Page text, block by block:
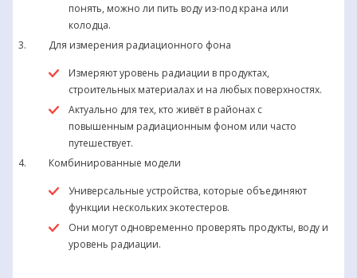
понять, можно ли пить воду из-под крана или
колодца.
Для измерения радиационного фона
Измеряют уровень радиации в продуктах,
строительных материалах и на любых поверхностях.
Актуально для тех, кто живёт в районах с
повышенным радиационным фоном или часто
путешествует.
Комбинированные модели
Универсальные устройства, которые объединяют
функции нескольких экотестеров.
Они могут одновременно проверять продукты, воду и
уровень радиации.